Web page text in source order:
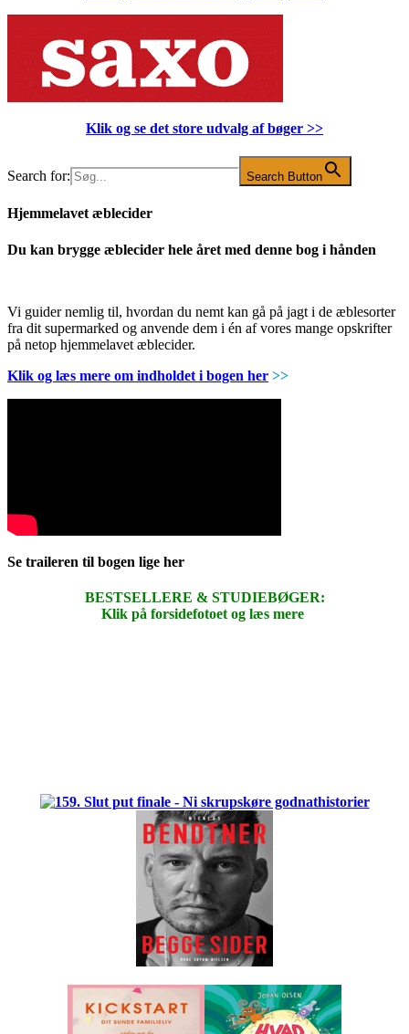
Klik og se det store udvalg af bøger >>
Search for: Search Button
Hjemmelavet æblecider
Du kan brygge æblecider hele året med denne bog i hånden
Vi guider nemlig til, hvordan du nemt kan gå på jagt i de æblesorter
fra dit supermarked og anvende dem i én af vores mange opskrifter
på netop hjemmelavet æblecider.
Klik og læs mere om indholdet i bogen her >>
Se traileren til bogen lige her
BESTSELLERE & STUDIEBØGER:
Klik på forsidefotoet og læs mere